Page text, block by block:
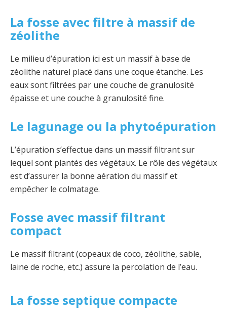
La fosse avec filtre à massif de
zéolithe
Le milieu d’épuration ici est un massif à base de
zéolithe naturel placé dans une coque étanche. Les
eaux sont filtrées par une couche de granulosité
épaisse et une couche à granulosité fine.
Le lagunage ou la phytoépuration
L’épuration s’effectue dans un massif filtrant sur
lequel sont plantés des végétaux. Le rôle des végétaux
est d’assurer la bonne aération du massif et
empêcher le colmatage.
Fosse avec massif filtrant
compact
Le massif filtrant (copeaux de coco, zéolithe, sable,
laine de roche, etc.) assure la percolation de l’eau.
La fosse septique compacte